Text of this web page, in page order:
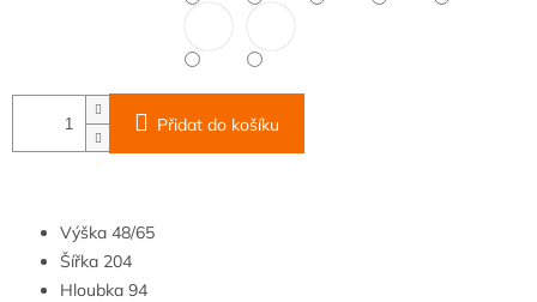
Přidat do košíku
Výška 48/65
Šířka 204
Hloubka 94